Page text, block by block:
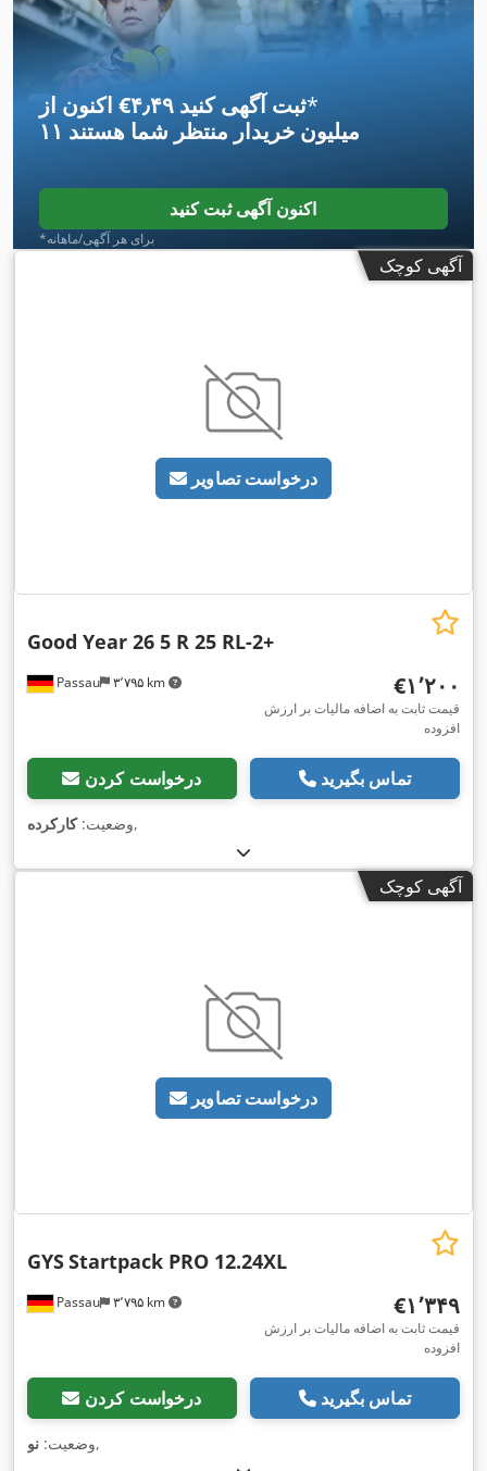
اکنون از ‎€۴٫۴۹ ثبت آگهی کنید*
۱۱ میلیون خریدار منتظر شما هستند
اکنون آگهی ثبت کنید
*برای هر آگهی/ماهانه
آگهی کوچک
درخواست تصاویر
Passau ۳٬۷۹۵ km
Good Year 26 5 R 25 RL-2+
‎€۱٬۲۰۰
قیمت ثابت به اضافه مالیات بر ارزش
افزوده
درخواست کردن تماس بگیرید
وضعیت:کارکرده ,
آگهی کوچک
درخواست تصاویر
Passau ۳٬۷۹۵ km
GYSStartpack PRO 12.24XL
‎€۱٬۳۴۹
قیمت ثابت به اضافه مالیات بر ارزش
افزوده
درخواست کردن تماس بگیرید
وضعیت: نو ,